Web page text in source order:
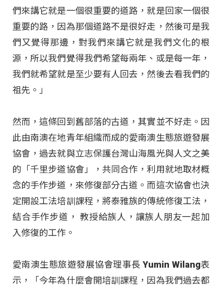
們來講它就是一個很重要的道路，就是回家一個很
重要的路，因為那個道路不是很好走，然後可是我
們又覺得那邊，對我們來講它就是我們文化的根
源，所以我們覺得我們希望每兩年、或是每一年，
我們就希望就是至少要有人回去，然後去看我們的
祖先。」
然而，這條回到舊部落的古道，其實並不好走。因
此由南澳在地青年組織而成的愛南澳生態旅遊發展
協會，過去就與立志保護台灣山海風光與人文之美
的「千里步道協會」，共同合作，利用就地取材概
念的手作步道，來修復部分古道。而這次協會也決
定開設工法培訓課程，將泰雅族的傳統修復工法，
結合手作步道， 教授給族人，讓族人朋友一起加
入修復的工作。
愛南澳生態旅遊發展協會理事長 Yumin Wilang表
示，「今年為什麼會開培訓課程，因為我們過去都